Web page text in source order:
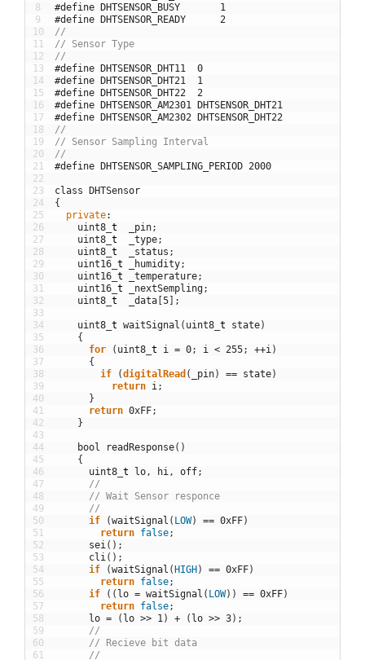
8
9
10
11
12
13
14
15
16
17
18
19
20
21
22
23
24
25
26
27
28
29
30
31
32
33
34
35
36
37
38
39
40
41
42
43
44
45
46
47
48
49
50
51
52
53
54
55
56
57
58
59
60
61
#define DHTSENSOR_BUSY       1
#define DHTSENSOR_READY      2
//
// Sensor Type
//
#define DHTSENSOR_DHT11  0
#define DHTSENSOR_DHT21  1
#define DHTSENSOR_DHT22  2
#define DHTSENSOR_AM2301 DHTSENSOR_DHT21
#define DHTSENSOR_AM2302 DHTSENSOR_DHT22
//
// Sensor Sampling Interval
//
#define DHTSENSOR_SAMPLING_PERIOD 2000
class
DHTSensor
{
private:
uint8 t _pin;
uint8 t _type;
uint8 t _status ;
uint16 t _humidity;
uint16 t _temperature;
uint16 t _nextSempling;
uint8 t _data 5 ;
uint8 t waitSignal ( uint8 t state)
{
for
( uint8 t i = 0; i < 255; ++i)
{
if
(digitalRead ( _pin) == state)
return i;
}
return 0xFF;
}
bool readResponse( )
{
uint8 t lo, hi, off;
//
// Wait Sensor responce
//
if
(waitSignal ( LOW) == 0xFF)
return false;
sei( ) ;
cli( ) ;
if
(waitSignal ( HIGH ) == 0xFF)
return false;
if
( ( lo = waitSignal ( LOW) ) == 0xFF)
return false;
lo = ( lo >> 1) + ( lo >> 3) ;
//
// Recieve bit data
//